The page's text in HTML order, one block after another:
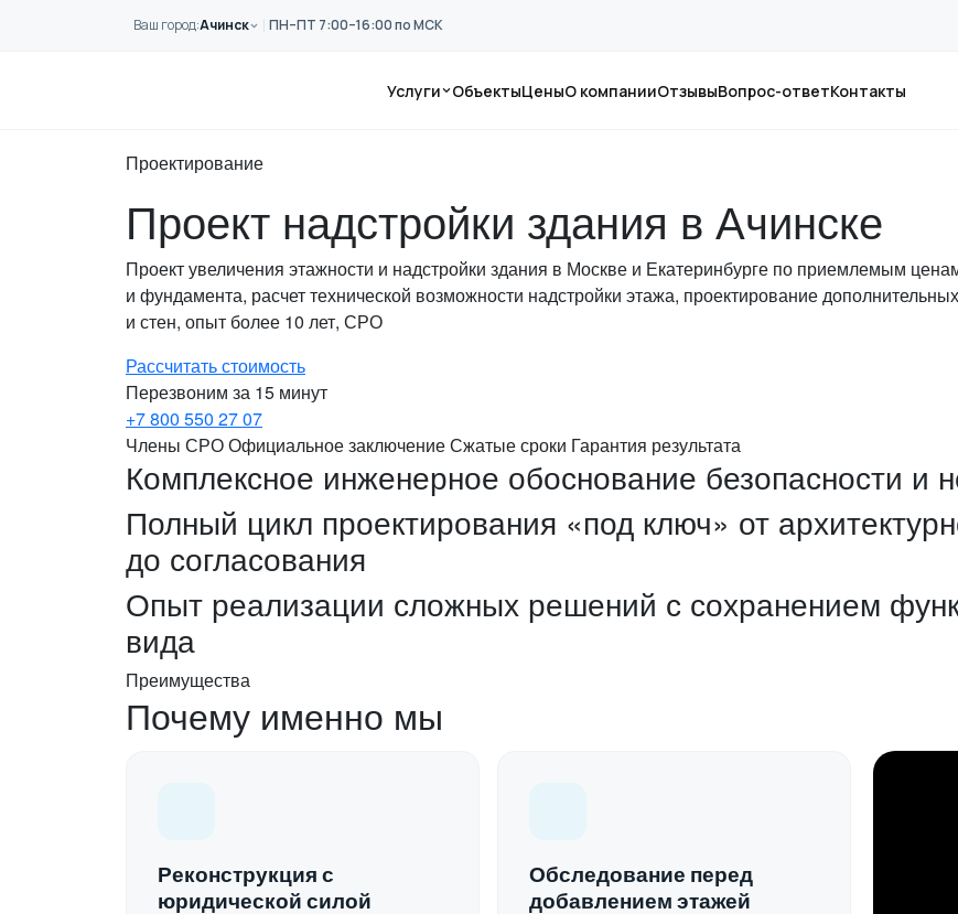
Ваш город:Ачинск ПН–ПТ 7:00–16:00 по МСК
Услуги ОбъектыЦеныО компанииОтзывыВопрос-ответКонтакты
Главная
Проектирование
Проект надстройки здания в Ачинске
Проект увеличения этажности и надстройки здания в Москве и Екатеринбурге по приемлемым
и фундамента, расчет технической возможности надстройки этажа, проектирование
и стен, опыт более 10 лет, СРО
Рассчитать стоимость
Перезвоним за 15 минут
+7 800 550 27 07
Члены СРООфициальное заключениеСжатые сроки Гарантия результата
Комплексное инженерное обоснование безопасности и
Полный цикл проектирования «под ключ» от
до согласования
Опыт реализации сложных решений с сохранением
вида
Преимущества
Почему именно мы
Реконструкция с
юридической силой
Обследование перед
добавлением этажей